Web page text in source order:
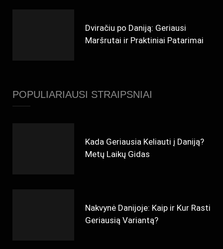
Dviračiu po Daniją: Geriausi
Maršrutai ir Praktiniai Patarimai
POPULIARIAUSI STRAIPSNIAI
Kada Geriausia Keliauti į Daniją?
Metų Laikų Gidas
Nakvynė Danijoje: Kaip ir Kur Rasti
Geriausią Variantą?